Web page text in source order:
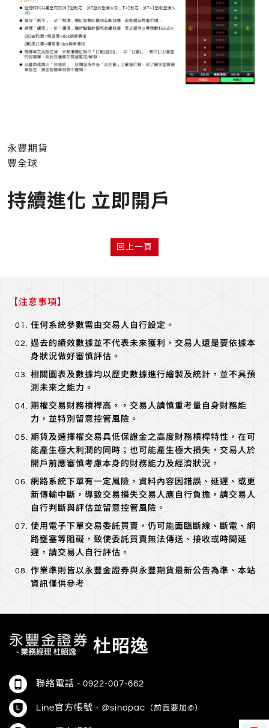
永豐期貨
豐全球
持續進化 立即開戶
回上一頁
【注意事項】
任何系統參數需由交易人自行設定。
過去的績效數據並不代表未來獲利，交易人還是要依據本
身狀況做好審慎評估。
相關圖表及數據均以歷史數據進行繪製及統計，並不具預
測未來之能力。
期權交易財務槓桿高，，交易人請慎重考量自身財務能
力，並特別留意控管風險。
期貨及選擇權交易具低保證金之高度財務槓桿特性，在可
能產生極大利潤的同時；也可能產生極大損失，交易人於
開戶前應審慎考慮本身的財務能力及經濟狀況。
網路系統下單有一定風險，資料內容因錯誤、延遲、或更
新傳輸中斷，導致交易損失交易人應自行負擔，請交易人
自行判斷與評估並留意控管風險。
使用電子下單交易委託買賣，仍可能面臨斷線、斷電、網
路壅塞等阻礙，致使委託買賣無法傳送、接收或時間延
遲，請交易人自行評估。
作業準則皆以永豐金證券與永豐期貨最新公告為準、本站
資訊僅供參考
杜昭逸
聯絡電話 - 0922-007-662
Line官方帳號 - @sinopac （前面要加@）